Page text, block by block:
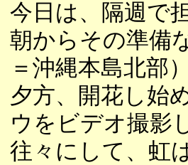
今日は、隔週で
朝からその準備
＝沖縄本島北部
夕方、開花し始
ウをビデオ撮影
往々にして、虹